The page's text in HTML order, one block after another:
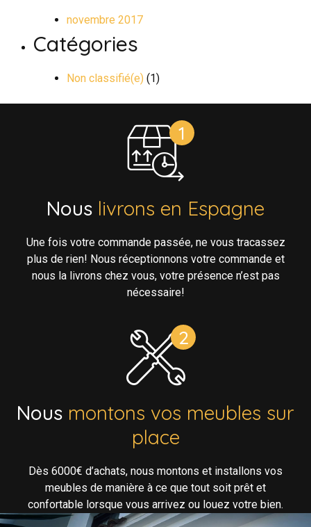
novembre 2017
Catégories
Non classifié(e) (1)
Nous livrons en Espagne
Une fois votre commande passée, ne vous tracassez
plus de rien! Nous réceptionnons votre commande et
nous la livrons chez vous, votre présence n’est pas
nécessaire!
Nous montons vos meubles sur
place
Dès 6000€ d’achats, nous montons et installons vos
meubles de manière à ce que tout soit prêt et
confortable lorsque vous arrivez ou louez votre bien.